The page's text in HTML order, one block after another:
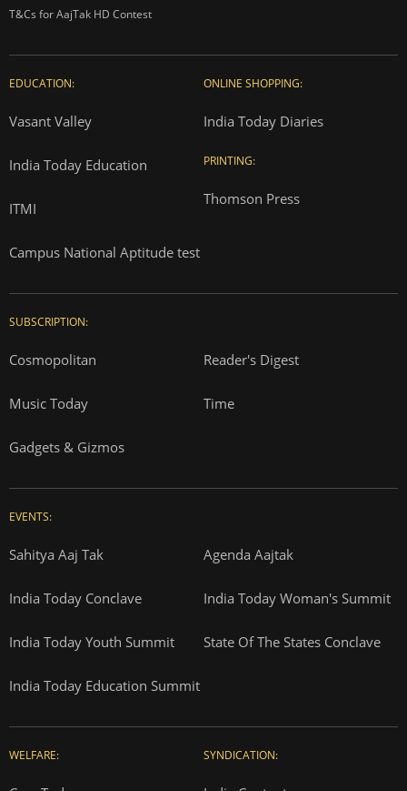
T&Cs for AajTak HD Contest
EDUCATION:
Vasant Valley
India Today Education
ITMI
Campus National Aptitude test
ONLINE SHOPPING:
India Today Diaries
PRINTING:
Thomson Press
SUBSCRIPTION:
Cosmopolitan Reader's Digest
Music Today Time
Gadgets & Gizmos
EVENTS:
Sahitya Aaj Tak Agenda Aajtak
India Today Conclave India Today Woman's Summit
India Today Youth Summit State Of The States Conclave
India Today Education Summit
WELFARE: SYNDICATION: